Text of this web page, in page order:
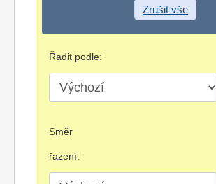
Zrušit vše
Řadit podle:
Směr
řazení: